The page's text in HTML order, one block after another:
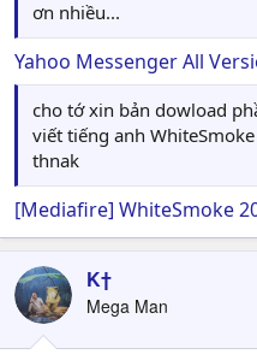
ơn nhiều...
Yahoo Messenger All
cho tớ xin bản dowload
viết tiếng anh WhiteSmoke
thnak
[Mediafire] WhiteSmoke
K†
Mega Man